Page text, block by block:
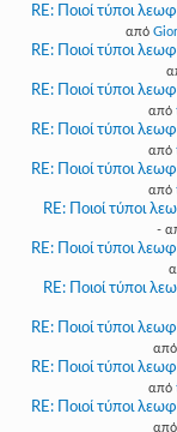
RE: Ποιοί τύποι
από
RE: Ποιοί τύποι
RE: Ποιοί τύποι
από
RE: Ποιοί τύποι
από
RE: Ποιοί τύποι
από
RE: Ποιοί τύποι
-
RE: Ποιοί τύποι
RE: Ποιοί τύποι
RE: Ποιοί τύποι
από
RE: Ποιοί τύποι
από
RE: Ποιοί τύποι
από